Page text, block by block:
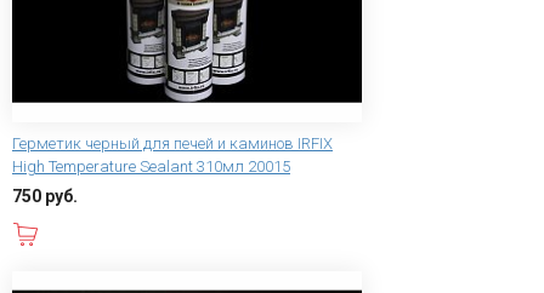
Герметик черный для печей и каминов IRFIX
High Temperature Sealant 310мл 20015
750 руб.